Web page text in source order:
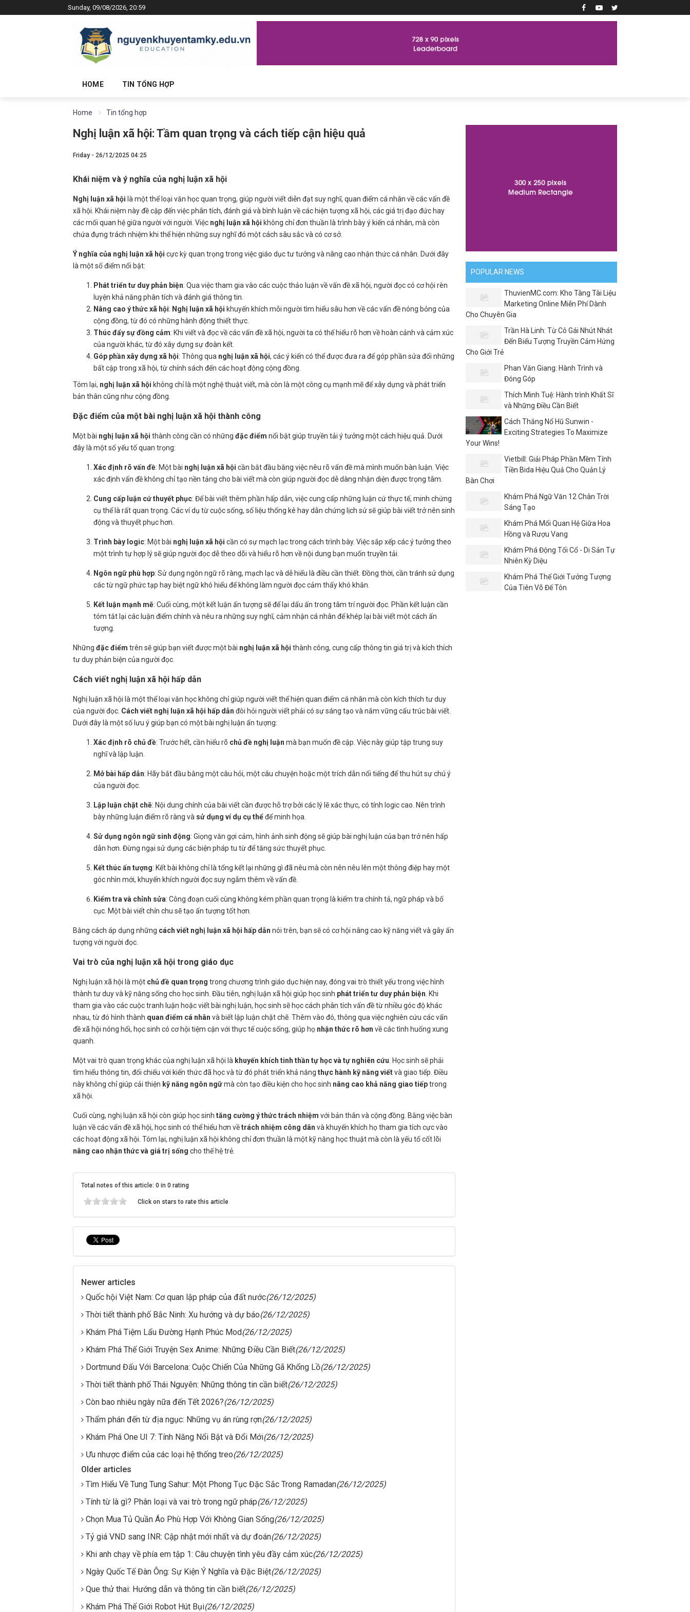
Sunday, 09/08/2026, 20:59
HOME TIN TỔNG HỢP
Home Tin tổng hợp
Nghị luận xã hội: Tầm quan trọng và cách tiếp cận hiệu quả
Friday - 26/12/2025 04:25
Khái niệm và ý nghĩa của nghị luận xã hội
Nghị luận xã hội là một thể loại văn học quan trọng, giúp người viết diễn đạt suy nghĩ, quan điểm cá nhân về các vấn đề
xã hội. Khái niệm này đề cập đến việc phân tích, đánh giá và bình luận về các hiện tượng xã hội, các giá trị đạo đức hay
các mối quan hệ giữa người với người. Việc nghị luận xã hội không chỉ đơn thuần là trình bày ý kiến cá nhân, mà còn
chứa đựng trách nhiệm khi thể hiện những suy nghĩ đó một cách sâu sắc và có cơ sở.
Ý nghĩa của nghị luận xã hội cực kỳ quan trọng trong việc giáo dục tư tưởng và nâng cao nhận thức cá nhân. Dưới đây
là một số điểm nổi bật:
Phát triển tư duy phản biện: Qua việc tham gia vào các cuộc thảo luận về vấn đề xã hội, người đọc có cơ hội rèn
luyện khả năng phân tích và đánh giá thông tin.
Nâng cao ý thức xã hội: Nghị luận xã hội khuyến khích mỗi người tìm hiểu sâu hơn về các vấn đề nóng bỏng của
cộng đồng, từ đó có những hành động thiết thực.
Thúc đẩy sự đồng cảm: Khi viết và đọc về các vấn đề xã hội, người ta có thể hiểu rõ hơn về hoàn cảnh và cảm xúc
của người khác, từ đó xây dựng sự đoàn kết.
Góp phần xây dựng xã hội: Thông qua nghị luận xã hội, các ý kiến có thể được đưa ra để góp phần sửa đổi những
bất cập trong xã hội, từ chính sách đến các hoạt động cộng đồng.
Tóm lại, nghị luận xã hội không chỉ là một nghệ thuật viết, mà còn là một công cụ mạnh mẽ để xây dựng và phát triển
bản thân cũng như cộng đồng.
Đặc điểm của một bài nghị luận xã hội thành công
Một bài nghị luận xã hội thành công cần có những đặc điểm nổi bật giúp truyền tải ý tưởng một cách hiệu quả. Dưới
đây là một số yếu tố quan trọng:
Xác định rõ vấn đề: Một bài nghị luận xã hội cần bắt đầu bằng việc nêu rõ vấn đề mà mình muốn bàn luận. Việc
xác định vấn đề không chỉ tạo nền tảng cho bài viết mà còn giúp người đọc dễ dàng nhận diện được trọng tâm.
Cung cấp luận cứ thuyết phục: Để bài viết thêm phần hấp dẫn, việc cung cấp những luận cứ thực tế, minh chứng
cụ thể là rất quan trọng. Các ví dụ từ cuộc sống, số liệu thống kê hay dẫn chứng lịch sử sẽ giúp bài viết trở nên sinh
động và thuyết phục hơn.
Trình bày logic: Một bài nghị luận xã hội cần có sự mạch lạc trong cách trình bày. Việc sắp xếp các ý tưởng theo
một trình tự hợp lý sẽ giúp người đọc dễ theo dõi và hiểu rõ hơn về nội dung bạn muốn truyền tải.
Ngôn ngữ phù hợp: Sử dụng ngôn ngữ rõ ràng, mạch lạc và dễ hiểu là điều cần thiết. Đồng thời, cần tránh sử dụng
các từ ngữ phức tạp hay biệt ngữ khó hiểu để không làm người đọc cảm thấy khó khăn.
Kết luận mạnh mẽ: Cuối cùng, một kết luận ấn tượng sẽ để lại dấu ấn trong tâm trí người đọc. Phần kết luận cần
tóm tắt lại các luận điểm chính và nêu ra những suy nghĩ, cảm nhận cá nhân để khép lại bài viết một cách ấn
tượng.
Những đặc điểm trên sẽ giúp bạn viết được một bài nghị luận xã hội thành công, cung cấp thông tin giá trị và kích thích
tư duy phản biện của người đọc.
Cách viết nghị luận xã hội hấp dẫn
Nghị luận xã hội là một thể loại văn học không chỉ giúp người viết thể hiện quan điểm cá nhân mà còn kích thích tư duy
của người đọc. Cách viết nghị luận xã hội hấp dẫn đòi hỏi người viết phải có sự sáng tạo và nắm vững cấu trúc bài viết.
Dưới đây là một số lưu ý giúp bạn có một bài nghị luận ấn tượng:
Xác định rõ chủ đề: Trước hết, cần hiểu rõ chủ đề nghị luận mà bạn muốn đề cập. Việc này giúp tập trung suy
nghĩ và lập luận.
Mở bài hấp dẫn: Hãy bắt đầu bằng một câu hỏi, một câu chuyện hoặc một trích dẫn nổi tiếng để thu hút sự chú ý
của người đọc.
Lập luận chặt chẽ: Nội dung chính của bài viết cần được hỗ trợ bởi các lý lẽ xác thực, có tính logic cao. Nên trình
bày những luận điểm rõ ràng và sử dụng ví dụ cụ thểđể minh họa.
Sử dụng ngôn ngữ sinh động: Giọng văn gợi cảm, hình ảnh sinh động sẽ giúp bài nghị luận của bạn trở nên hấp
dẫn hơn. Đừng ngại sử dụng các biện pháp tu từ để tăng sức thuyết phục.
Kết thúc ấn tượng: Kết bài không chỉ là tổng kết lại những gì đã nêu mà còn nên nêu lên một thông điệp hay một
góc nhìn mới, khuyến khích người đọc suy ngẫm thêm về vấn đề.
Kiểm tra và chỉnh sửa: Công đoạn cuối cùng không kém phần quan trọng là kiểm tra chính tả, ngữ pháp và bố
cục. Một bài viết chỉn chu sẽ tạo ấn tượng tốt hơn.
Bằng cách áp dụng những cách viết nghị luận xã hội hấp dẫn nói trên, bạn sẽ có cơ hội nâng cao kỹ năng viết và gây ấn
tượng với người đọc.
Vai trò của nghị luận xã hội trong giáo dục
Nghị luận xã hội là một chủ đề quan trọng trong chương trình giáo dục hiện nay, đóng vai trò thiết yếu trong việc hình
thành tư duy và kỹ năng sống cho học sinh. Đầu tiên, nghị luận xã hội giúp học sinh phát triển tư duy phản biện . Khi
tham gia vào các cuộc tranh luận hoặc viết bài nghị luận, học sinh sẽ học cách phân tích vấn đề từ nhiều góc độ khác
nhau, từ đó hình thành quan điểm cá nhân và biết lập luận chặt chẽ. Thêm vào đó, thông qua việc nghiên cứu các vấn
đề xã hội nóng hổi, học sinh có cơ hội tiệm cận với thực tế cuộc sống, giúp họ nhận thức rõ hơn về các tình huống xung
quanh.
Một vai trò quan trọng khác của nghị luận xã hội là khuyến khích tinh thần tự học và tự nghiên cứu . Học sinh sẽ phải
tìm hiểu thông tin, đối chiếu với kiến thức đã học và từ đó phát triển khả năng thực hành kỹ năng viếtvà giao tiếp. Điều
này không chỉ giúp cải thiện kỹ năng ngôn ngữmà còn tạo điều kiện cho học sinh nâng cao khả năng giao tiếptrong
xã hội.
Cuối cùng, nghị luận xã hội còn giúp học sinh tăng cường ý thức trách nhiệm với bản thân và cộng đồng. Bằng việc bàn
luận về các vấn đề xã hội, học sinh có thể hiểu hơn vềtrách nhiệm công dân và khuyến khích họ tham gia tích cực vào
các hoạt động xã hội. Tóm lại, nghị luận xã hội không chỉ đơn thuần là một kỹ năng học thuật mà còn là yếu tố cốt lõi
nâng cao nhận thức và giá trị sống cho thế hệ trẻ.
Total notes of this article: 0 in 0 rating
Click on stars to rate this article
Newer articles
Quốc hội Việt Nam: Cơ quan lập pháp của đất nước(26/12/2025)
Thời tiết thành phố Bắc Ninh: Xu hướng và dự báo(26/12/2025)
Khám Phá Tiệm Lẩu Đường Hạnh Phúc Mod(26/12/2025)
Khám Phá Thế Giới Truyện Sex Anime: Những Điều Cần Biết(26/12/2025)
Dortmund Đấu Với Barcelona: Cuộc Chiến Của Những Gã Khổng Lồ(26/12/2025)
Thời tiết thành phố Thái Nguyên: Những thông tin cần biết(26/12/2025)
Còn bao nhiêu ngày nữa đến Tết 2026?(26/12/2025)
Thẩm phán đến từ địa ngục: Những vụ án rùng rợn(26/12/2025)
Khám Phá One UI 7: Tính Năng Nổi Bật và Đổi Mới(26/12/2025)
Ưu nhược điểm của các loại hệ thống treo(26/12/2025)
Older articles
Tìm Hiểu Về Tung Tung Sahur: Một Phong Tục Đặc Sắc Trong Ramadan(26/12/2025)
Tính từ là gì? Phân loại và vai trò trong ngữ pháp(26/12/2025)
Chọn Mua Tủ Quần Áo Phù Hợp Với Không Gian Sống(26/12/2025)
Tỷ giá VND sang INR: Cập nhật mới nhất và dự đoán(26/12/2025)
Khi anh chạy về phía em tập 1: Câu chuyện tình yêu đầy cảm xúc(26/12/2025)
Ngày Quốc Tế Đàn Ông: Sự Kiện Ý Nghĩa và Đặc Biệt(26/12/2025)
Que thử thai: Hướng dẫn và thông tin cần biết(26/12/2025)
Khám Phá Thế Giới Robot Hút Bụi(26/12/2025)
POPULAR NEWS
ThuvienMC.com: Kho Tàng Tài Liệu
Marketing Online Miễn Phí Dành
Cho Chuyên Gia
Trần Hà Linh: Từ Cô Gái Nhút Nhát
Đến Biểu Tượng Truyền Cảm Hứng
Cho Giới Trẻ
Phan Văn Giang: Hành Trình và
Đóng Góp
Thích Minh Tuệ: Hành trình Khất Sĩ
và Những Điều Cần Biết
Cách Thắng Nổ Hũ Sunwin -
Exciting Strategies To Maximize
Your Wins!
Vietbill: Giải Pháp Phần Mềm Tính
Tiền Bida Hiệu Quả Cho Quản Lý
Bàn Chơi
Khám Phá Ngữ Văn 12 Chân Trời
Sáng Tạo
Khám Phá Mối Quan Hệ Giữa Hoa
Hồng và Rượu Vang
Khám Phá Động Tối Cổ - Di Sản Tự
Nhiên Kỳ Diệu
Khám Phá Thế Giới Tưởng Tượng
Của Tiên Võ Đế Tôn